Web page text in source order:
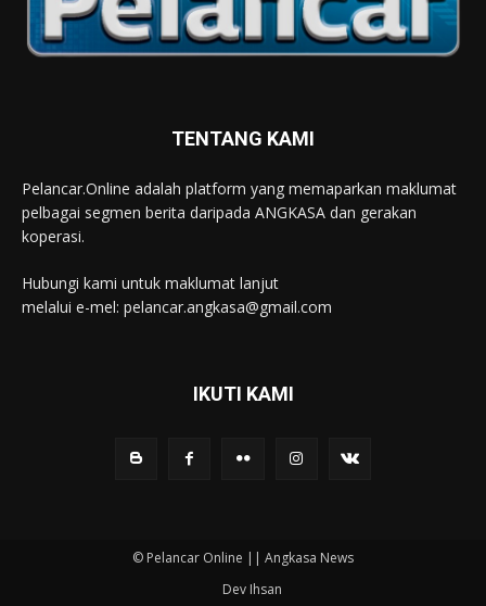
TENTANG KAMI
Pelancar.Online adalah platform yang memaparkan maklumat
pelbagai segmen berita daripada ANGKASA dan gerakan
koperasi.
Hubungi kami untuk maklumat lanjut
melalui e-mel: pelancar.angkasa@gmail.com
IKUTI KAMI
© Pelancar Online || Angkasa News
Dev Ihsan